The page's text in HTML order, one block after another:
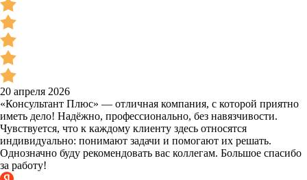
20 апреля 2026
«Консультант Плюс» — отличная компания, с которой приятно
иметь дело! Надёжно, профессионально, без навязчивости.
Чувствуется, что к каждому клиенту здесь относятся
индивидуально: понимают задачи и помогают их решать.
Однозначно буду рекомендовать вас коллегам. Большое спасибо
за работу!